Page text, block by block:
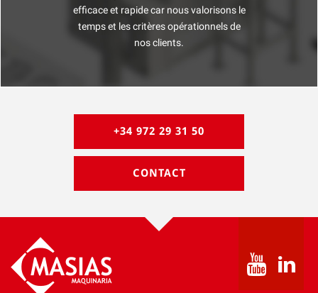
efficace et rapide car nous valorisons le
temps et les critères opérationnels de
nos clients.
+34 972 29 31 50
CONTACT